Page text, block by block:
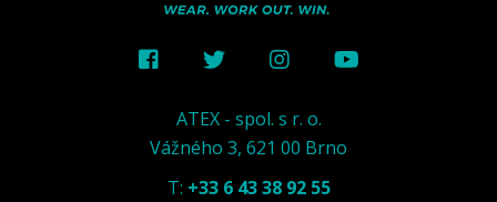
ATEX - spol. s r. o.
Vážného 3, 621 00 Brno
T: +33 6 43 38 92 55